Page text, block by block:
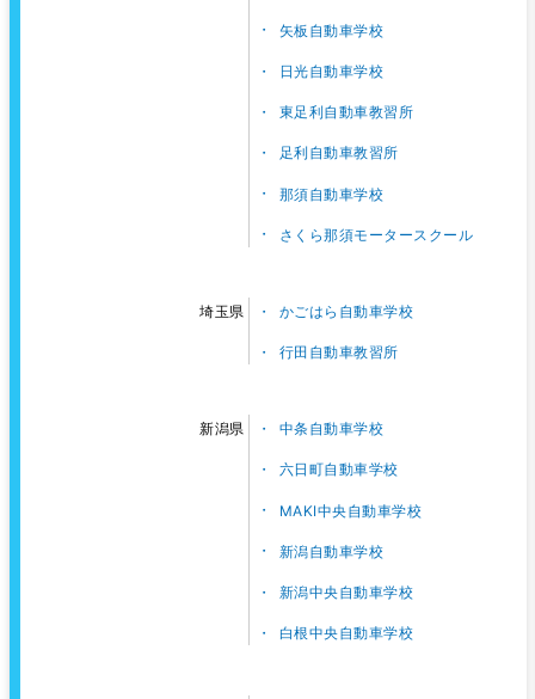
矢板自動車学校
日光自動車学校
東足利自動車教習所
足利自動車教習所
那須自動車学校
さくら那須モータースクール
埼玉県 かごはら自動車学校
行田自動車教習所
新潟県 中条自動車学校
六日町自動車学校
MAKI中央自動車学校
新潟自動車学校
新潟中央自動車学校
白根中央自動車学校